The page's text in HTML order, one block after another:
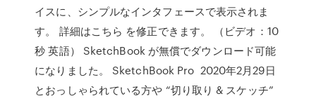
イスに、シンプルなインタフェースで表示されま
す。 詳細はこちら を修正できます。 （ビデオ：10
秒 英語） SketchBook が無償でダウンロード可能
になりました。 SketchBook Pro 2020年2月29日
とおっしゃられている方や “切り取り & スケッチ”